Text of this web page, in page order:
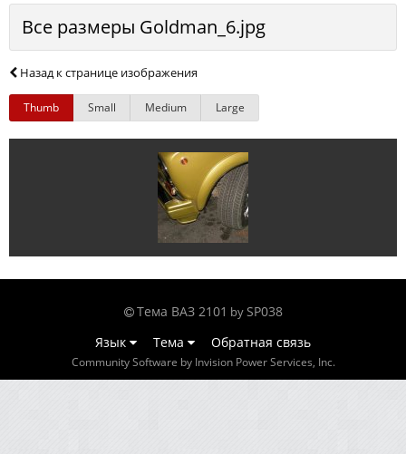
Все размеры Goldman_6.jpg
Назад к странице изображения
Thumb Small Medium Large
Тема ВАЗ 2101 by SP038
Язык
Тема Обратная связь
Community Software by Invision Power Services, Inc.